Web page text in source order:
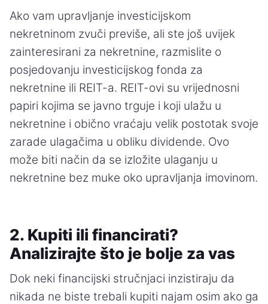
Ako vam upravljanje investicijskom
nekretninom zvuči previše, ali ste još uvijek
zainteresirani za nekretnine, razmislite o
posjedovanju investicijskog fonda za
nekretnine ili REIT-a. REIT-ovi su vrijednosni
papiri kojima se javno trguje i koji ulažu u
nekretnine i obično vraćaju velik postotak svoje
zarade ulagačima u obliku dividende. Ovo
može biti način da se izložite ulaganju u
nekretnine bez muke oko upravljanja imovinom.
2. Kupiti ili financirati?
Analizirajte što je bolje za vas
Dok neki financijski stručnjaci inzistiraju da
nikada ne biste trebali kupiti najam osim ako ga